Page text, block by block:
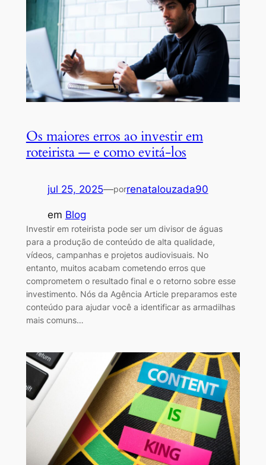
Os maiores erros ao investir em
roteirista — e como evitá-los
jul 25, 2025—porrenatalouzada90
em Blog
Investir em roteirista pode ser um divisor de águas
para a produção de conteúdo de alta qualidade,
vídeos, campanhas e projetos audiovisuais. No
entanto, muitos acabam cometendo erros que
comprometem o resultado final e o retorno sobre esse
investimento. Nós da Agência Article preparamos este
conteúdo para ajudar você a identificar as armadilhas
mais comuns…